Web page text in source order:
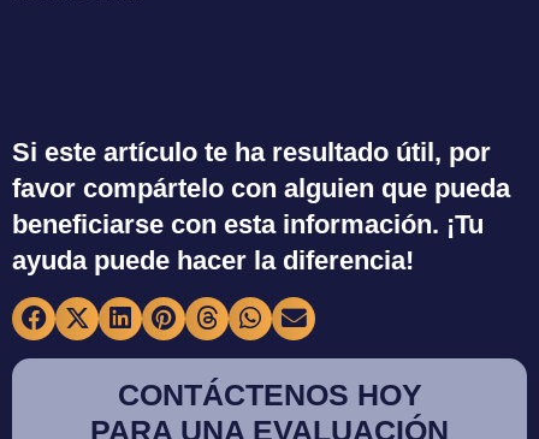
Si este artículo te ha resultado útil, por
favor compártelo con alguien que pueda
beneficiarse con esta información. ¡Tu
ayuda puede hacer la diferencia!
CONTÁCTENOS HOY
PARA UNA EVALUACIÓN